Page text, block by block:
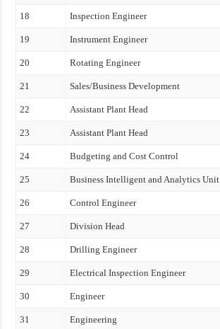
18 Inspection Engineer
19 Instrument Engineer
20 Rotating Engineer
21 Sales/Business Development
22 Assistant Plant Head
23 Assistant Plant Head
24 Budgeting and Cost Control
25 Business Intelligent and Analytics Unit
26 Control Engineer
27 Division Head
28 Drilling Engineer
29 Electrical Inspection Engineer
30 Engineer
31 Engineering